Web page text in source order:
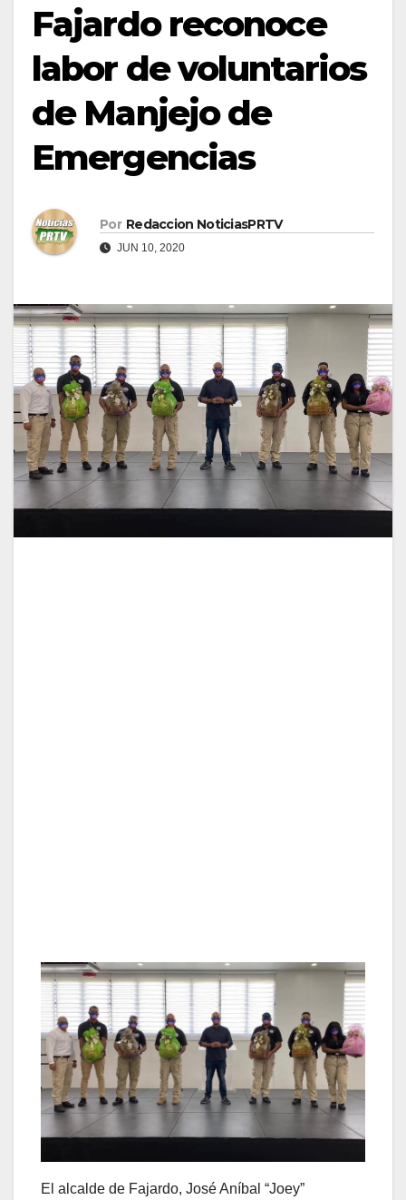
Fajardo reconoce
labor de voluntarios
de Manjejo de
Emergencias
Por Redaccion NoticiasPRTV
JUN 10, 2020
El alcalde de Fajardo, José Aníbal “Joey”